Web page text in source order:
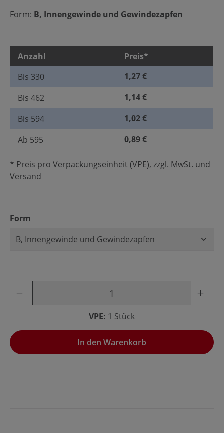
Form: B, Innengewinde und Gewindezapfen
Anzahl
Preis*
Bis 330
1,27 €
Bis 462
1,14 €
Bis 594
1,02 €
Ab 595 0,89 €
* Preis pro Verpackungseinheit (VPE), zzgl. MwSt. und
Versand
Form
VPE: 1 Stück
In den Warenkorb